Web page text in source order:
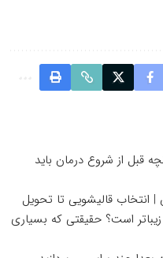
قبل از شروع درمان باید
قالیشویی تا تحویل
است؟ حقیقتی که بسیاری